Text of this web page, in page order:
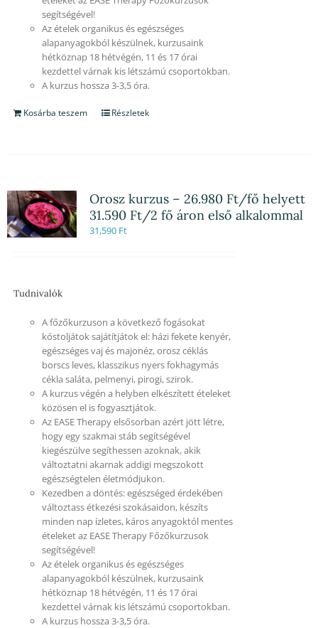
segítségével!
Az ételek organikus és egészséges
alapanyagokból készülnek, kurzusaink
hétköznap 18 hétvégén, 11 és 17 órai
kezdettel várnak kis létszámú csoportokban.
A kurzus hossza 3-3,5 óra.
Kosárba teszem Részletek
Orosz kurzus – 26.980 Ft/fő helyett
31.590 Ft/2 fő áron első alkalommal
31,590 Ft
Tudnivalók
A főzőkurzuson a következő fogásokat
kóstoljátok sajátítjátok el: házi fekete kenyér,
egészséges vaj és majonéz, orosz céklás
borscs leves, klasszikus nyers fokhagymás
cékla saláta, pelmenyi, pirogi, szirok.
A kurzus végén a helyben elkészített ételeket
közösen el is fogyasztjátok.
Az EASE Therapy elsősorban azért jött létre,
hogy egy szakmai stáb segítségével
kiegészülve segíthessen azoknak, akik
változtatni akarnak addigi megszokott
egészségtelen életmódjukon.
Kezedben a döntés: egészséged érdekében
változtass étkezési szokásaidon, készíts
minden nap ízletes, káros anyagoktól mentes
ételeket az EASE Therapy Főzőkurzusok
segítségével!
Az ételek organikus és egészséges
alapanyagokból készülnek, kurzusaink
hétköznap 18 hétvégén, 11 és 17 órai
kezdettel várnak kis létszámú csoportokban.
A kurzus hossza 3-3,5 óra.